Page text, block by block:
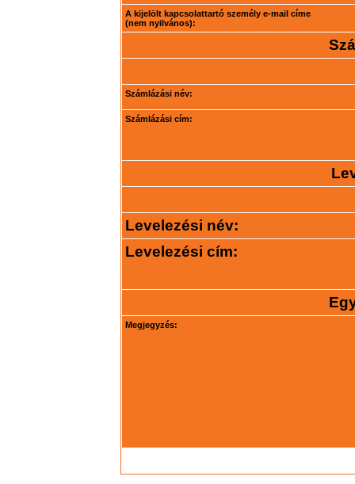
A kijelölt kapcsolattartó személy e-mail címe
(nem nyilvános):
Számlázási név:
Számlázási cím:
Levelezési név:
Levelezési cím:
Megjegyzés: